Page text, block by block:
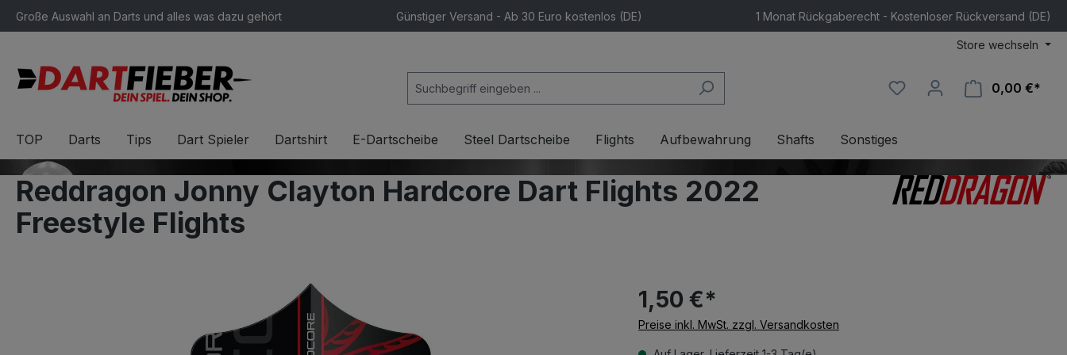
Zur Hauptnavigation springen
Große Auswahl an Darts und alles was dazu gehört Günstiger Versand - Ab 30 Euro kostenlos (DE) 1 Monat Rückgaberecht - Kostenloser Rückversand (DE)
Store wechseln
0,00 €*
TOP Darts Tips Dart Spieler Dartshirt E-Dartscheibe Steel Dartscheibe Flights Aufbewahrung Shafts Sonstiges
Reddragon Jonny Clayton Hardcore Dart Flights 2022
Freestyle Flights
1,50 €*
Preise inkl. MwSt. zzgl. Versandkosten